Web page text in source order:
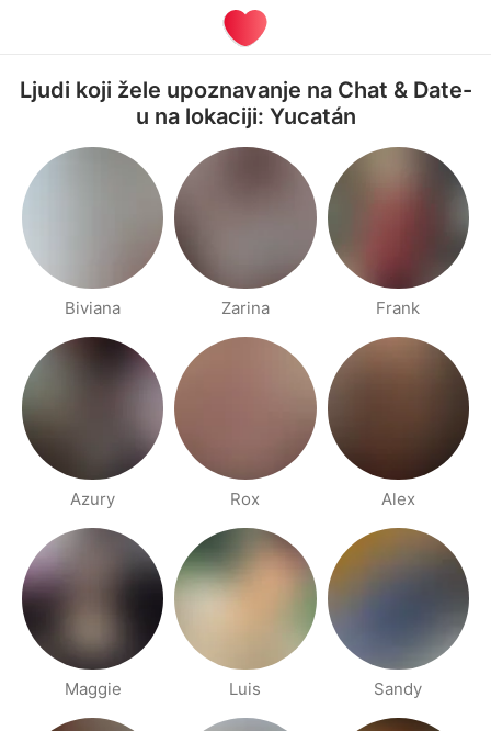
Ljudi koji žele upoznavanje na Chat & Date-
u na lokaciji: Yucatán
Biviana Zarina Frank
Azury Rox Alex
Maggie Luis Sandy